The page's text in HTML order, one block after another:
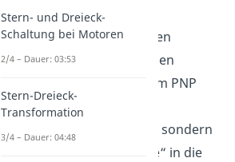
Wenn wir wieder zu unseren
Anschauung mit zwei Dioden
zurückkehren, hast du beim PNP
Transistor nicht zwei
entgegengesetzte Dioden, sondern
zwei Dioden, deren „Spitze“ in die
Stern- und Dreieck-
Schaltung bei Motoren
2/4 – Dauer: 03:53
Stern-Dreieck-
Transformation
3/4 – Dauer: 04:48